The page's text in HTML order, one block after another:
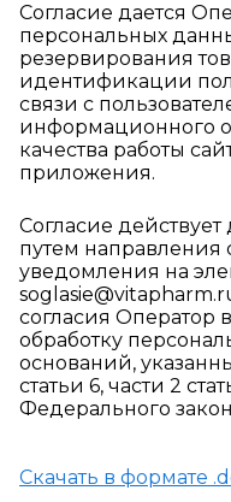
Согласие дается
персональных
резервирования
идентификации
связи с
информационного
качества работы
приложения.
Согласие
путем направления
уведомления на
согласия Оператор
обработку
оснований,
статьи 6, части 2
Федерального
Скачать в формате